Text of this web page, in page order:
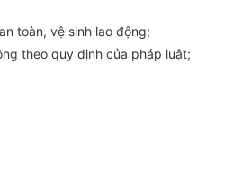
toàn, vệ sinh lao động;
theo quy định của pháp luật;